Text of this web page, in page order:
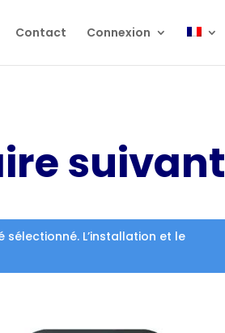
Contact Connexion
suivant
L’installation et le